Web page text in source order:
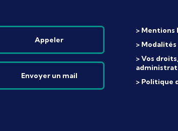
Appeler
Envoyer un mail
> Mentions
>
> Vos
> Politique